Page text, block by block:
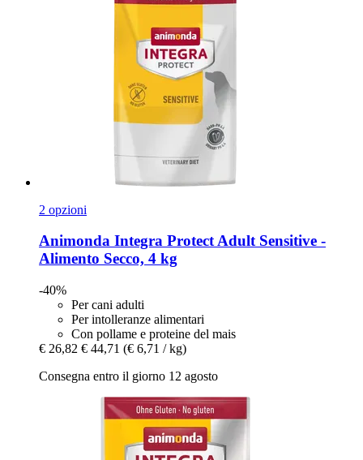
2 opzioni
Animonda Integra Protect Adult Sensitive -​
Alimento Secco, 4 kg
-40%
Per cani adulti
Per intolleranze alimentari
Con pollame e proteine del mais
€ 26,82 € 44,71 (€ 6,71 / kg)
Consegna entro il giorno 12 agosto